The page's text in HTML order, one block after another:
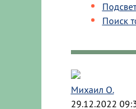
Поиск
Михаил О.
29.12.2022